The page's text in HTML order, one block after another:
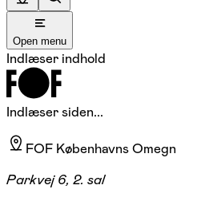
Open menu
Indlæser indhold
Indlæser siden...
FOF Københavns Omegn
Parkvej 6, 2. sal